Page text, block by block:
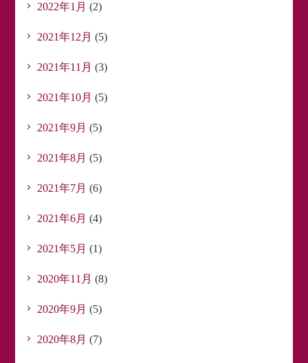
2022年1月 (2)
2021年12月 (5)
2021年11月 (3)
2021年10月 (5)
2021年9月 (5)
2021年8月 (5)
2021年7月 (6)
2021年6月 (4)
2021年5月 (1)
2020年11月 (8)
2020年9月 (5)
2020年8月 (7)